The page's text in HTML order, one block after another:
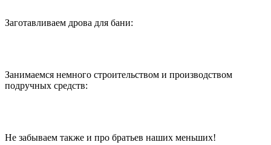
Заготавливаем дрова для бани:
Занимаемся немного строительством и производством
подручных средств:
Не забываем также и про братьев наших меньших!